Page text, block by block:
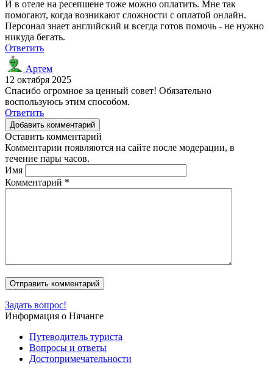
И в отеле на ресепшене тоже можно оплатить. Мне так
помогают, когда возникают сложности с оплатой онлайн.
Персонал знает английский и всегда готов помочь - не нужно
никуда бегать.
Ответить
Артем
12 октября 2025
Спасибо огромное за ценный совет! Обязательно
воспользуюсь этим способом.
Ответить
Добавить комментарий
Оставить комментарий
Комментарии появляются на сайте после модерации, в
течение пары часов.
Имя
Комментарий *
Задать вопрос!
Информация о Нячанге
Путеводитель туриста
Вопросы и ответы
Достопримечательности